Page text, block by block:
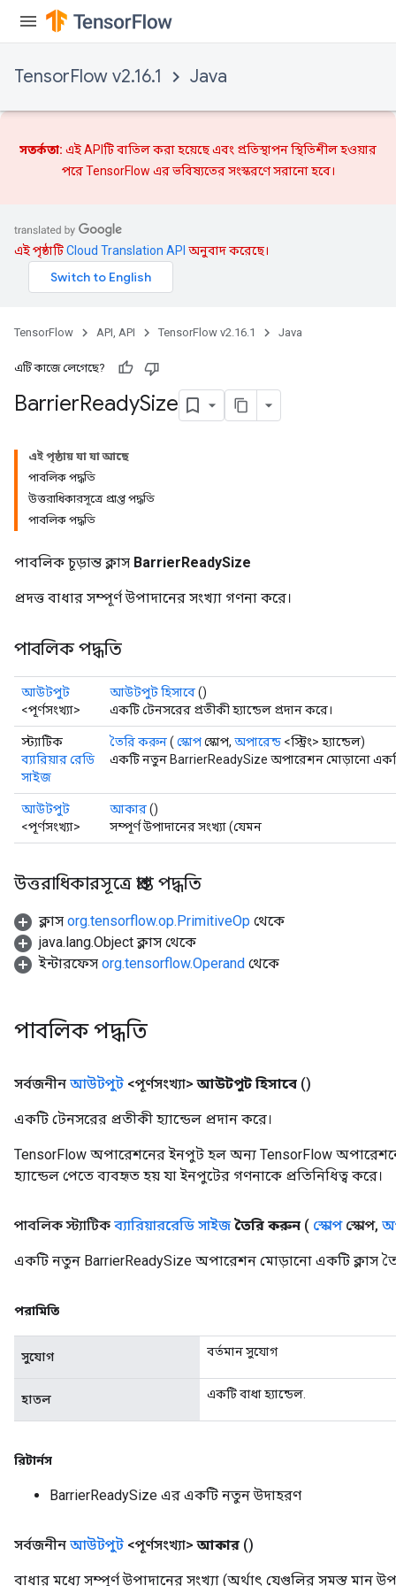
TensorFlow v2.16.1 Java
সতর্কতা: এই APIটি বাতিল করা হয়েছে এবং প্রতিস্থাপনস্থিতিশীল হওয়ার
পরে TensorFlow এর ভবিষ্যতের সংস্করণে সরানো হবে।
এই পৃষ্ঠাটিCloud Translation API অনুবাদ করেছে।
TensorFlow API, API TensorFlow v2.16.1 Java
এটি কাজে লেগেছে?
BarrierReadySize
এই পৃষ্ঠায় যা যা আছে
পাবলিক পদ্ধতি
উত্তরাধিকারসূত্রে প্রাপ্ত পদ্ধতি
পাবলিক পদ্ধতি
পাবলিক চূড়ান্ত ক্লাস BarrierReadySize
প্রদত্ত বাধার সম্পূর্ণ উপাদানের সংখ্যা গণনা করে।
পাবলিক পদ্ধতি
আউটপুট
<পূর্ণসংখ্যা>
আউটপুট হিসাবে()
একটি টেনসরের প্রতীকী হ্যান্ডেল প্রদান করে।
স্ট্যাটিক
ব্যারিয়ার রেডি
সাইজ
তৈরি করুন( স্কোপস্কোপ, অপারেন্ড <স্ট্রিং> হ্যান্ডেল)
একটি নতুন BarrierReadySize অপারেশন মোড়ানো একটি
আউটপুট
<পূর্ণসংখ্যা>
আকার()
সম্পূর্ণ উপাদানের সংখ্যা (যেমন
উত্তরাধিকারসূত্রে প্রাপ্ত পদ্ধতি
ক্লাস org.tensorflow.op.PrimitiveOp থেকে
java.lang.Object ক্লাস থেকে
ইন্টারফেস org.tensorflow.Operand থেকে
পাবলিক পদ্ধতি
সর্বজনীন আউটপুট <পূর্ণসংখ্যা> আউটপুট হিসাবে ()
একটি টেনসরের প্রতীকী হ্যান্ডেল প্রদান করে।
TensorFlow অপারেশনের ইনপুট হল অন্য TensorFlow
হ্যান্ডেল পেতে ব্যবহৃত হয় যা ইনপুটের গণনাকে প্রতিনিধিত্ব করে।
পাবলিক স্ট্যাটিক ব্যারিয়াররেডি সাইজ তৈরি করুন ( স্কোপস্কোপ,
একটি নতুন BarrierReadySize অপারেশন মোড়ানো একটি ক্লাস
পরামিতি
সুযোগ বর্তমান সুযোগ
হাতল একটি বাধা হ্যান্ডেল.
রিটার্নস
BarrierReadySize এর একটি নতুন উদাহরণ
সর্বজনীন আউটপুট <পূর্ণসংখ্যা> আকার ()
বাধার মধ্যে সম্পূর্ণ উপাদানের সংখ্যা (অর্থাৎ যেগুলির সমস্ত মান